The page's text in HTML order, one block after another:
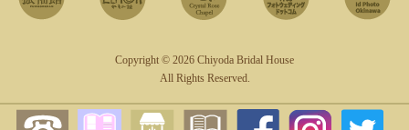
Copyright © 2026 Chiyoda Bridal House
All Rights Reserved.